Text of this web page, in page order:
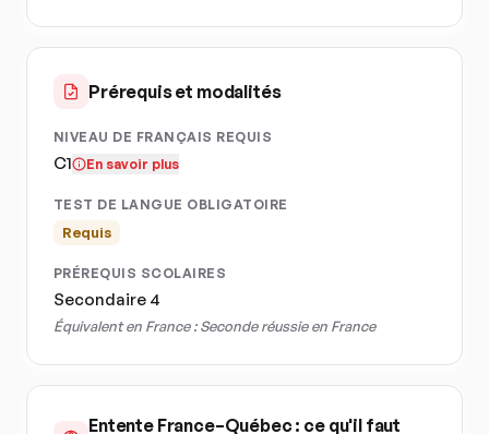
Prérequis et modalités
NIVEAU DE FRANÇAIS REQUIS
C1 En savoir plus
TEST DE LANGUE OBLIGATOIRE
Requis
PRÉREQUIS SCOLAIRES
Secondaire 4
Équivalent en France :Seconde réussie en France
Entente France–Québec : ce qu'il faut